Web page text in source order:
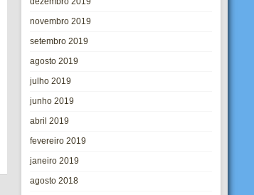
novembro 2019
setembro 2019
agosto 2019
julho 2019
junho 2019
abril 2019
fevereiro 2019
janeiro 2019
agosto 2018